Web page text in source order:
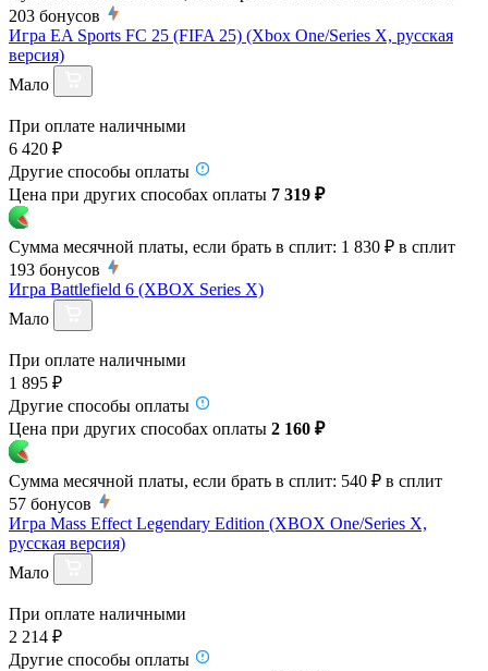
203 бонусов
Игра EA Sports FC 25 (FIFA 25) (Xbox One/Series X, русская
версия)
Мало
При оплате наличными
6 420 ₽
Другие способы оплаты
Цена при других способах оплаты 7 319 ₽
Сумма месячной платы, если брать в сплит: 1 830 ₽ в сплит
193 бонусов
Игра Battlefield 6 (XBOX Series X)
Мало
При оплате наличными
1 895 ₽
Другие способы оплаты
Цена при других способах оплаты 2 160 ₽
Сумма месячной платы, если брать в сплит: 540 ₽ в сплит
57 бонусов
Игра Mass Effect Legendary Edition (XBOX One/Series X,
русская версия)
Мало
При оплате наличными
2 214 ₽
Другие способы оплаты